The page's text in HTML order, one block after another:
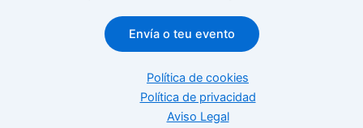
Envía o teu evento
Política de cookies
Política de privacidad
Aviso Legal